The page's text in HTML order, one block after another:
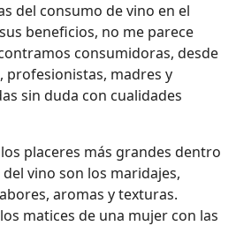
del consumo de vino en el
beneficios, no me parece
consumidoras, desde
profesionistas, madres y
sin duda con cualidades
placeres más grandes dentro
vino son los maridajes,
aromas y texturas.
matices de una mujer con las